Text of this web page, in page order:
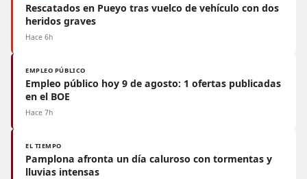
Rescatados en Pueyo tras vuelco de vehículo con dos
heridos graves
Hace 6h
EMPLEO PÚBLICO
Empleo público hoy 9 de agosto: 1 ofertas publicadas
en el BOE
Hace 7h
EL TIEMPO
Pamplona afronta un día caluroso con tormentas y
lluvias intensas